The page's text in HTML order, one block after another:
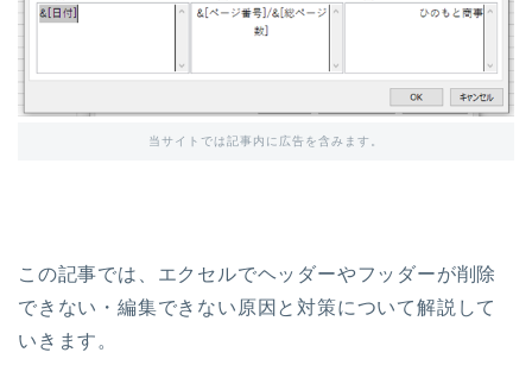
当サイトでは記事内に広告を含みます。
この記事では、エクセルでヘッダーやフッダーが削除
できない・編集できない原因と対策について解説して
いきます。